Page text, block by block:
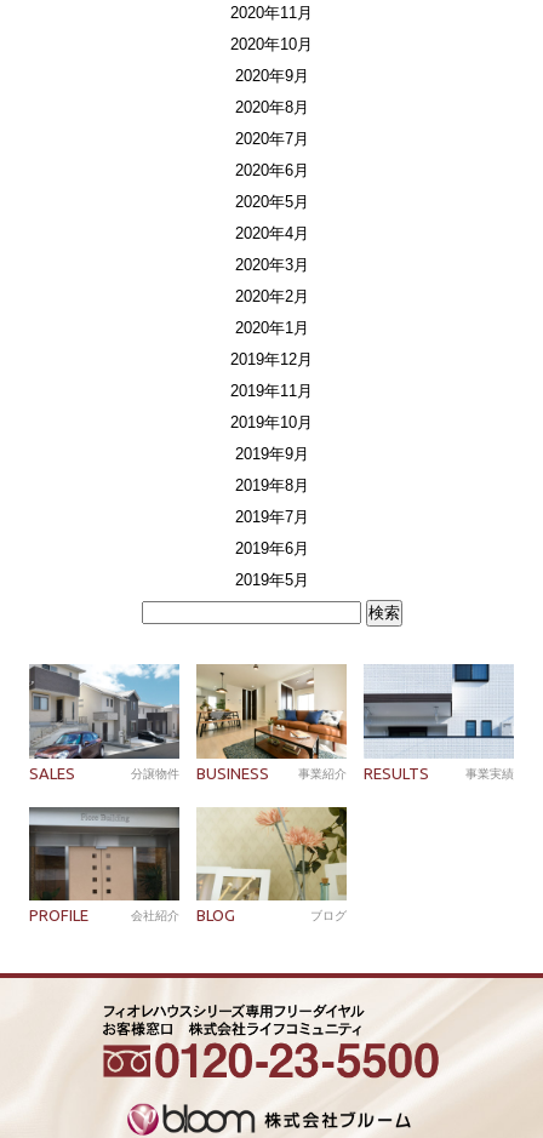
2020年11月
2020年10月
2020年9月
2020年8月
2020年7月
2020年6月
2020年5月
2020年4月
2020年3月
2020年2月
2020年1月
2019年12月
2019年11月
2019年10月
2019年9月
2019年8月
2019年7月
2019年6月
2019年5月
SALES 分譲物件 BUSINESS 事業紹介 RESULTS 事業実績
PROFILE 会社紹介 BLOG ブログ